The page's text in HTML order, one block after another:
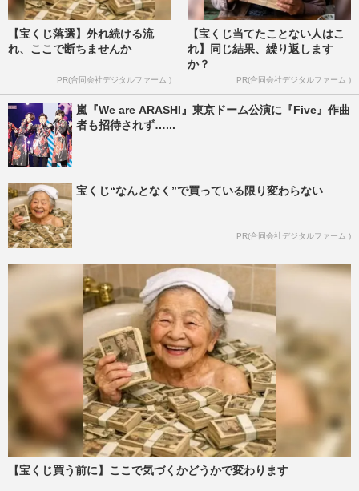
【宝くじ落選】外れ続ける流
れ、ここで断ちませんか
PR(合同会社デジタルファーム )
【宝くじ当てたことない人はこ
れ】同じ結果、繰り返します
か？
PR(合同会社デジタルファーム )
嵐『We are ARASHI』東京ドーム公演に『Five』作曲
者も招待されず…...
宝くじ“なんとなく”で買っている限り変わらない
PR(合同会社デジタルファーム )
【宝くじ買う前に】ここで気づくかどうかで変わります